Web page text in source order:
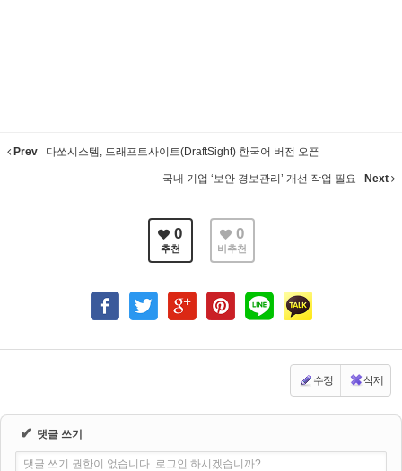
Prev 다쏘시스템, 드래프트사이트(DraftSight) 한국어 버전 오픈
국내 기업 ‘보안 경보관리’ 개선 작업 필요 Next
0
추천
0
비추천
수정 삭제
✔ 댓글 쓰기
댓글 쓰기 권한이 없습니다. 로그인 하시겠습니까?